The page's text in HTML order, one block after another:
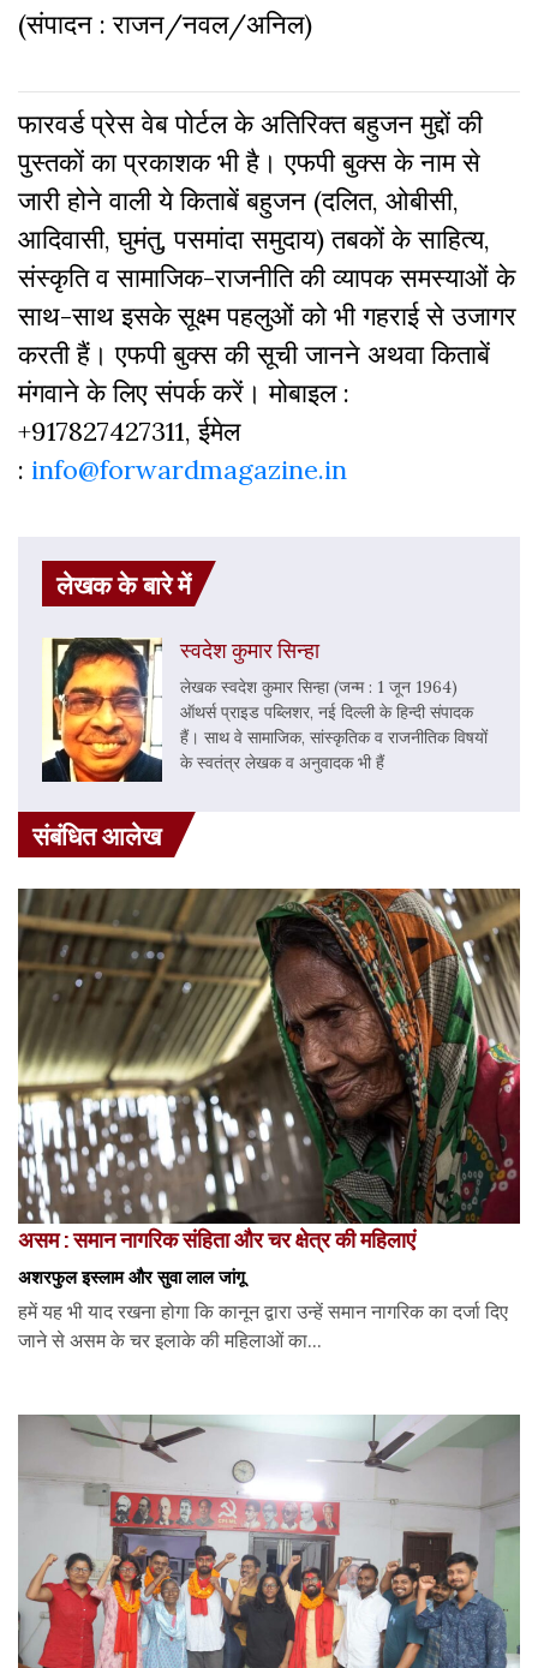
(संपादन : राजन/नवल/अनिल)
फारवर्ड प्रेस वेब पोर्टल के अतिरिक्‍त बहुजन मुद्दों की
पुस्‍तकों का प्रकाशक भी है। एफपी बुक्‍स के नाम से
जारी होने वाली ये किताबें बहुजन (दलित, ओबीसी,
आदिवासी, घुमंतु, पसमांदा समुदाय) तबकों के साहित्‍य,
संस्‍क‍ृति व सामाजिक-राजनीति की व्‍यापक समस्‍याओं के
साथ-साथ इसके सूक्ष्म पहलुओं को भी गहराई से उजागर
करती हैं। एफपी बुक्‍स की सूची जानने अथवा किताबें
मंगवाने के लिए संपर्क करें। मोबाइल :
+917827427311, ईमेल
: info@forwardmagazine.in
लेखक के बारे में
स्वदेश कुमार सिन्हा
लेखक स्वदेश कुमार सिन्हा (जन्म : 1 जून 1964)
ऑथर्स प्राइड पब्लिशर, नई दिल्ली के हिन्दी संपादक
हैं। साथ वे सामाजिक, सांस्कृतिक व राजनीतिक विषयों
के स्वतंत्र लेखक व अनुवादक भी हैं
संबंधित आलेख
असम : समान नागरिक संहिता और चर क्षेत्र की महिलाएं
अशरफुल इस्लाम और सुवा लाल जांगू
हमें यह भी याद रखना होगा कि कानून द्वारा उन्हें समान नागरिक का दर्जा दिए
जाने से असम के चर इलाके की महिलाओं का...